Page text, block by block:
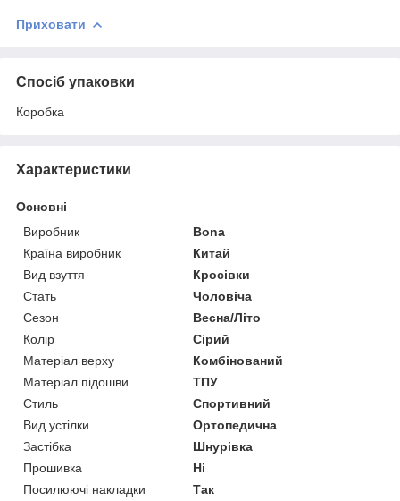
Приховати
Спосіб упаковки
Коробка
Характеристики
Основні
Виробник
Bona
Країна виробник
Китай
Вид взуття
Кросівки
Стать
Чоловіча
Сезон
Весна/Літо
Колір
Сірий
Матеріал верху
Комбінований
Матеріал підошви
ТПУ
Стиль
Спортивний
Вид устілки
Ортопедична
Застібка
Шнурівка
Прошивка
Ні
Посилюючі накладки
Так